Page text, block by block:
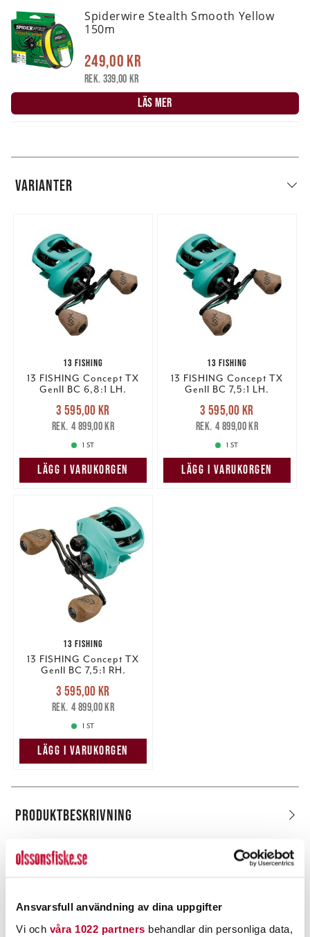
Ansvarsfull användning av dina uppgifter
Vi och våra 1022 partners behandlar din personliga data,
Spiderwire Stealth Smooth Yellow
150m
249,00 kr
Rek. 339,00 kr
LÄS MER
VARIANTER
13 FISHING
13 FISHING Concept TX
GenII BC 6,8:1 LH.
Nuvarande pris
3 595,00 krTidigare pris
4 899,00 kr
3 595,00 kr
4 899,00 kr
1 ST
LÄGG I VARUKORGEN
13 FISHING
13 FISHING Concept TX
GenII BC 7,5:1 LH.
Nuvarande pris
3 595,00 krTidigare pris
4 899,00 kr
3 595,00 kr
4 899,00 kr
1 ST
LÄGG I VARUKORGEN
13 FISHING
13 FISHING Concept TX
GenII BC 7,5:1 RH.
Nuvarande pris
3 595,00 krTidigare pris
4 899,00 kr
3 595,00 kr
4 899,00 kr
1 ST
LÄGG I VARUKORGEN
PRODUKTBESKRIVNING
POPULÄRT JUST NU